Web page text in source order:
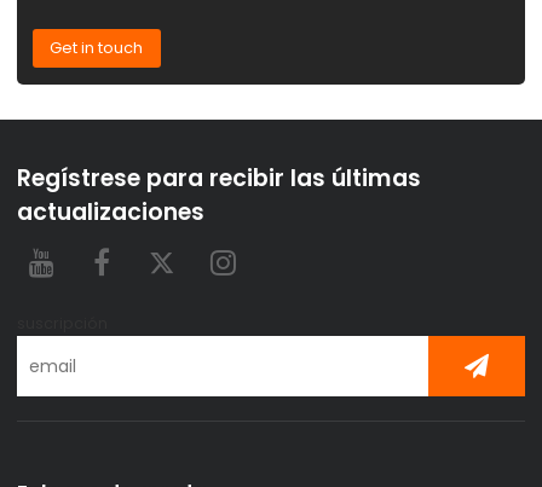
Get in touch
Regístrese para recibir las últimas
actualizaciones